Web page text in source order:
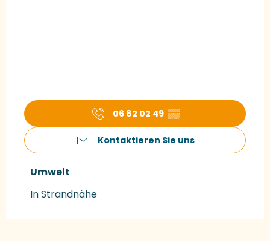
06 82 02 49 ▒▒
Kontaktieren Sie uns
Umwelt
Umwelt
In Strandnähe